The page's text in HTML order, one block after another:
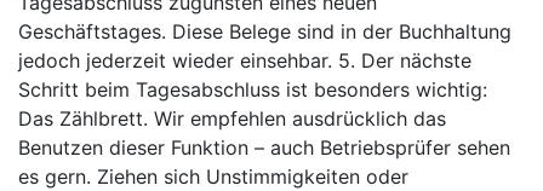
Geschäftstages. Diese Belege sind in der Buchhaltung
jedoch jederzeit wieder einsehbar. 5. Der nächste
Schritt beim Tagesabschluss ist besonders wichtig:
Das Zählbrett. Wir empfehlen ausdrücklich das
Benutzen dieser Funktion – auch Betriebsprüfer sehen
es gern. Ziehen sich Unstimmigkeiten oder